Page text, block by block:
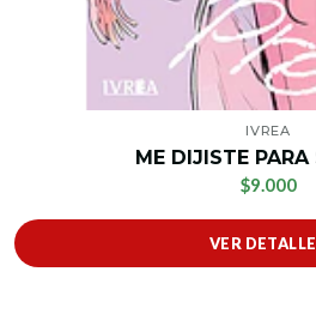
IVREA
ME DIJISTE PARA
$9.000
VER